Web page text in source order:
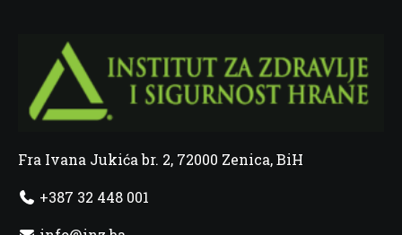
Fra Ivana Jukića br. 2, 72000 Zenica, BiH
+387 32 448 001